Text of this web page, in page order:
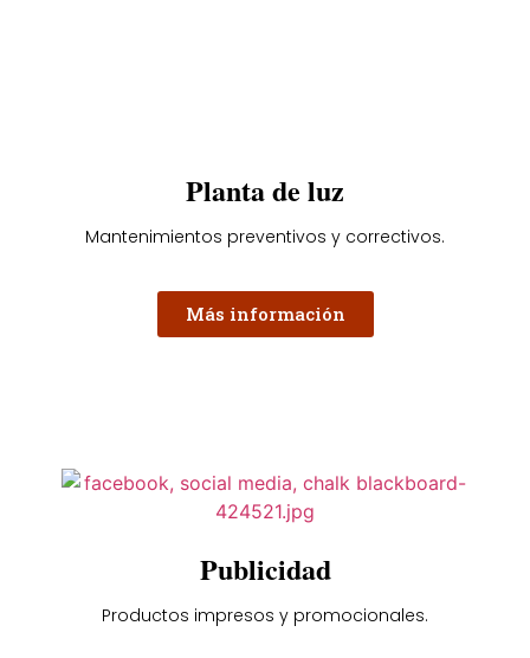
Planta de luz
Mantenimientos preventivos y correctivos.
Más información
Publicidad
Productos impresos y promocionales.